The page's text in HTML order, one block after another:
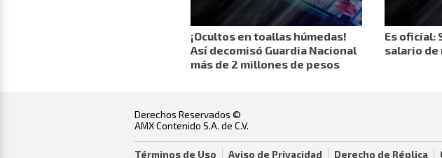
¡Ocultos en toallas húmedas!
Así decomisó Guardia Nacional
más de 2 millones de pesos
Es oficial:
salario
Derechos Reservados ©
AMX Contenido S.A. de C.V.
Términos de Uso Aviso de Privacidad Derecho de Réplica